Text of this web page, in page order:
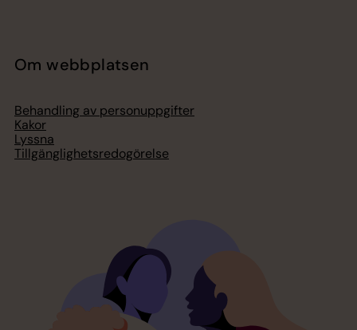
Om webbplatsen
Behandling av personuppgifter
Kakor
Lyssna
Tillgänglighetsredogörelse